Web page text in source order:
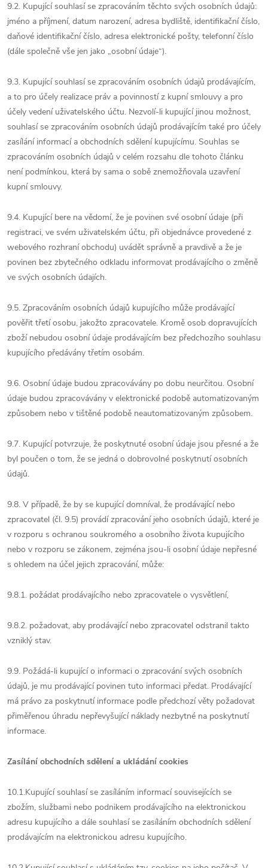
9.2. Kupující souhlasí se zpracováním těchto svých osobních údajů:
jméno a příjmení, datum narození, adresa bydliště, identifikační číslo,
daňové identifikační číslo, adresa elektronické pošty, telefonní číslo
(dále společně vše jen jako „osobní údaje“).
9.3. Kupující souhlasí se zpracováním osobních údajů prodávajícím,
a to pro účely realizace práv a povinností z kupní smlouvy a pro
účely vedení uživatelského účtu. Nezvolí-li kupující jinou možnost,
souhlasí se zpracováním osobních údajů prodávajícím také pro účely
zasílání informací a obchodních sdělení kupujícímu. Souhlas se
zpracováním osobních údajů v celém rozsahu dle tohoto článku
není podmínkou, která by sama o sobě znemožňovala uzavření
kupní smlouvy.
9.4. Kupující bere na vědomí, že je povinen své osobní údaje (při
registraci, ve svém uživatelském účtu, při objednávce provedené z
webového rozhraní obchodu) uvádět správně a pravdivě a že je
povinen bez zbytečného odkladu informovat prodávajícího o změně
ve svých osobních údajích.
9.5. Zpracováním osobních údajů kupujícího může prodávající
pověřit třetí osobu, jakožto zpracovatele. Kromě osob dopravujících
zboží nebudou osobní údaje prodávajícím bez předchozího souhlasu
kupujícího předávány třetím osobám.
9.6. Osobní údaje budou zpracovávány po dobu neurčitou. Osobní
údaje budou zpracovávány v elektronické podobě automatizovaným
způsobem nebo v tištěné podobě neautomatizovaným způsobem.
9.7. Kupující potvrzuje, že poskytnuté osobní údaje jsou přesné a že
byl poučen o tom, že se jedná o dobrovolné poskytnutí osobních
údajů.
9.8. V případě, že by se kupující domníval, že prodávající nebo
zpracovatel (čl. 9.5) provádí zpracování jeho osobních údajů, které je
v rozporu s ochranou soukromého a osobního života kupujícího
nebo v rozporu se zákonem, zejména jsou-li osobní údaje nepřesné
s ohledem na účel jejich zpracování, může:
9.8.1. požádat prodávajícího nebo zpracovatele o vysvětlení,
9.8.2. požadovat, aby prodávající nebo zpracovatel odstranil takto
vzniklý stav.
9.9. Požádá-li kupující o informaci o zpracování svých osobních
údajů, je mu prodávající povinen tuto informaci předat. Prodávající
má právo za poskytnutí informace podle předchozí věty požadovat
přiměřenou úhradu nepřevyšující náklady nezbytné na poskytnutí
informace.
Zasílání obchodních sdělení a ukládání cookies
10.1.Kupující souhlasí se zasíláním informací souvisejících se
zbožím, službami nebo podnikem prodávajícího na elektronickou
adresu kupujícího a dále souhlasí se zasíláním obchodních sdělení
prodávajícím na elektronickou adresu kupujícího.